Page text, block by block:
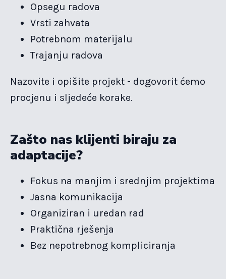
Opsegu radova
Vrsti zahvata
Potrebnom materijalu
Trajanju radova
Nazovite i opišite projekt - dogovorit ćemo
procjenu i sljedeće korake.
Zašto nas klijenti biraju za
adaptacije?
Fokus na manjim i srednjim projektima
Jasna komunikacija
Organiziran i uredan rad
Praktična rješenja
Bez nepotrebnog kompliciranja